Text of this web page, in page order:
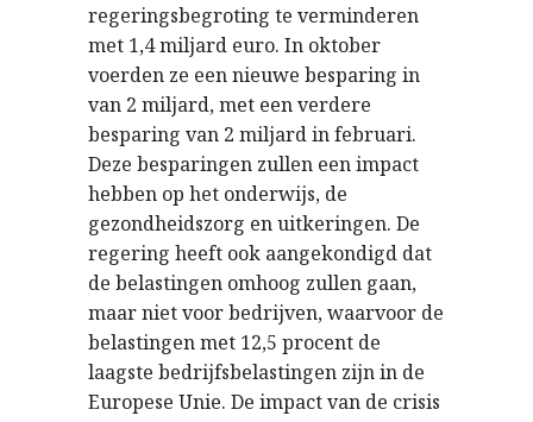
regeringsbegroting te verminderen
met 1,4 miljard euro. In oktober
voerden ze een nieuwe besparing in
van 2 miljard, met een verdere
besparing van 2 miljard in februari.
Deze besparingen zullen een impact
hebben op het onderwijs, de
gezondheidszorg en uitkeringen. De
regering heeft ook aangekondigd dat
de belastingen omhoog zullen gaan,
maar niet voor bedrijven, waarvoor de
belastingen met 12,5 procent de
laagste bedrijfsbelastingen zijn in de
Europese Unie. De impact van de crisis